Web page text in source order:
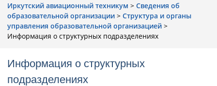
Иркутский авиационный техникум > Сведения об
образовательной организации > Структура и органы
управления образовательной организацией >
Информация о структурных подразделениях
Информация о структурных
подразделениях